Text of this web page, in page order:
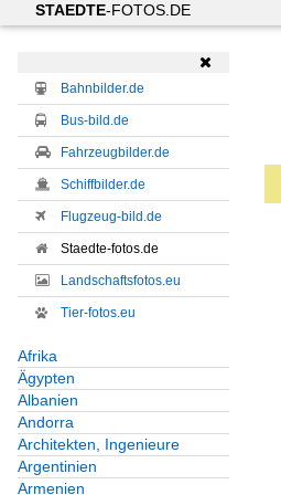
STAEDTE-FOTOS.DE

Bahnbilder.de
Bus-bild.de
Fahrzeugbilder.de
Schiffbilder.de
Flugzeug-bild.de
Staedte-fotos.de
Landschaftsfotos.eu
Tier-fotos.eu
Afrika
Ägypten
Albanien
Andorra
Architekten, Ingenieure
Argentinien
Armenien